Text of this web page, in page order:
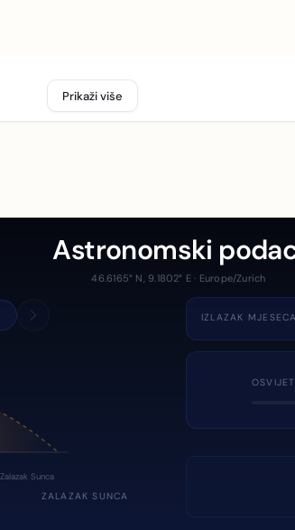
Prikaži više
Astronomski
46.6165° N, 9.1802° E · Europe/Zurich
Zalazak Sunca
ZALAZAK SUNCA
IZLAZAK MJESECA